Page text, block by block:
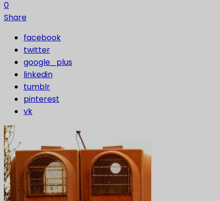
0
Share
facebook
twitter
google_plus
linkedin
tumblr
pinterest
vk